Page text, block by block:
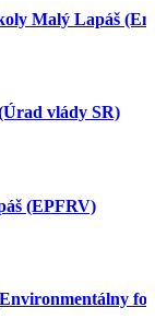
Malý Lapáš
vlády SR)
(EPFRV)